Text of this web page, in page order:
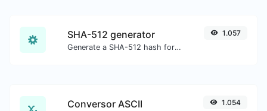
SHA-512 generator
Generate a SHA-512 hash for any string input.
1.057
Conversor ASCII 1.054